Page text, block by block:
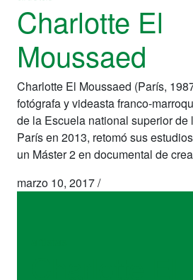
Charlotte El
Moussaed
Charlotte El Moussaed (París,
fotógrafa y videasta franco-
de la Escuela national superior de
París en 2013, retomó sus
un Máster 2 en documental de
marzo 10, 2017/